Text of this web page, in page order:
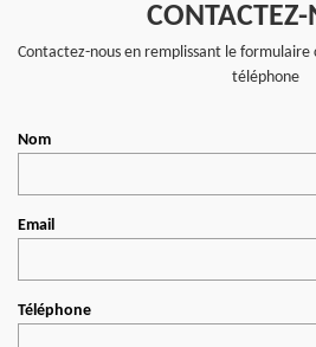
Contactez-nous en remplissant le
téléphone
Nom
Email
Téléphone